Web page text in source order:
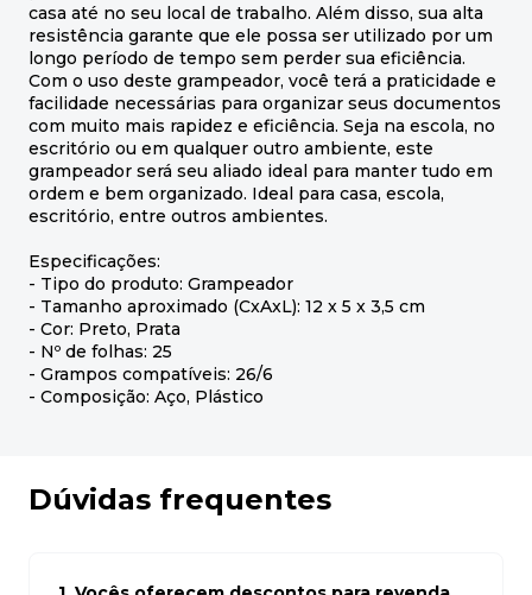
casa até no seu local de trabalho. Além disso, sua alta
resistência garante que ele possa ser utilizado por um
longo período de tempo sem perder sua eficiência.
Com o uso deste grampeador, você terá a praticidade e
facilidade necessárias para organizar seus documentos
com muito mais rapidez e eficiência. Seja na escola, no
escritório ou em qualquer outro ambiente, este
grampeador será seu aliado ideal para manter tudo em
ordem e bem organizado. Ideal para casa, escola,
escritório, entre outros ambientes.
Especificações:
- Tipo do produto: Grampeador
- Tamanho aproximado (CxAxL): 12 x 5 x 3,5 cm
- Cor: Preto, Prata
- Nº de folhas: 25
- Grampos compatíveis: 26/6
- Composição: Aço, Plástico
Dúvidas frequentes